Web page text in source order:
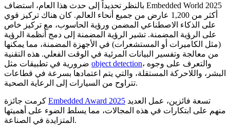
بالنظر تحديداً إلى حدث هذا العام، استضاف Embedded World 2025
أكثر من 1,200 عارض من جميع أنحاء العالم. كان هناك تركيز قوي
على الذكاء الاصطناعي المضمن ورؤية الحاسوب، مع تركيز خاص
على الرؤية المضمنة. تشير الرؤية المضمنة إلى دمج أنظمة الرؤية
(مثل الكاميرات أو المستشعرات) في الأجهزة المضمنة، مما يمكنها
من معالجة وتفسير البيانات المرئية في الوقت الفعلي. هذه التقنية
object detection، والتعرف على وجوه
البشر، واللاحركة المستقلة، والتي يتم اعتمادها بسرعة في قطاعات
تتراوح من السيارات إلى الرعاية الصحية.
Embedded Award 2025
منهم على ابتكارات في هذه المجالات، مما يسلط الضوء على أهميتها
المتزايدة في الصناعة.